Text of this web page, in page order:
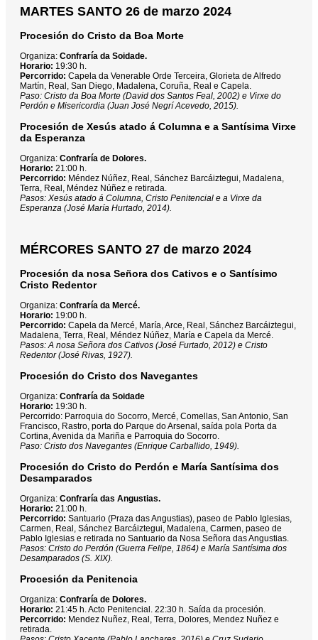
MARTES SANTO 26 de marzo 2024
Procesión do Cristo da Boa Morte
Organiza: Confraría da Soidade.
Horario: 19:30 h.
Percorrido: Capela da Venerable Orde Terceira, Glorieta de Alfredo
Martín, Real, San Diego, Madalena, Coruña, Real e Capela.
Paso: Cristo da Boa Morte (David dos Santos Feal, 2002) e Virxe do
Perdón e Misericordia (Juan José Negrí Acevedo, 2015).
Procesión de Xesús atado á Columna e a Santísima Virxe
da Esperanza
Organiza: Confraría de Dolores.
Horario: 21:00 h.
Percorrido: Méndez Núñez, Real, Sánchez Barcáiztegui, Madalena,
Terra, Real, Méndez Núñez e retirada.
Pasos: Xesús atado á Columna, Cristo Penitencial e a Virxe da
Esperanza (José María Hurtado, 2014).
MÉRCORES SANTO 27 de marzo 2024
Procesión da nosa Señora dos Cativos e o Santísimo
Cristo Redentor
Organiza: Confraría da Mercé.
Horario: 19:00 h.
Percorrido: Capela da Mercé, María, Arce, Real, Sánchez Barcáiztegui,
Madalena, Terra, Real, Méndez Núñez, María e Capela da Mercé.
Pasos: A nosa Señora dos Cativos (José Furtado, 2012) e Cristo
Redentor (José Rivas, 1927).
Procesión do Cristo dos Navegantes
Organiza: Confraría da Soidade
Horario: 19:30 h.
Percorrido: Parroquia do Socorro, Mercé, Comellas, San Antonio, San
Francisco, Rastro, porta do Parque do Arsenal, saída pola Porta da
Cortina, Avenida da Mariña e Parroquia do Socorro.
Paso: Cristo dos Navegantes (Enrique Carballido, 1949).
Procesión do Cristo do Perdón e María Santísima dos
Desamparados
Organiza: Confraría das Angustias.
Horario: 21:00 h.
Percorrido: Santuario (Praza das Angustias), paseo de Pablo Iglesias,
Carmen, Real, Sánchez Barcáiztegui, Madalena, Carmen, paseo de
Pablo Iglesias e retirada no Santuario da Nosa Señora das Angustias.
Pasos: Cristo do Perdón (Guerra Felipe, 1864) e María Santísima dos
Desamparados (S. XIX).
Procesión da Penitencia
Organiza: Confraría de Dolores.
Horario: 21:45 h. Acto Penitencial. 22:30 h. Saída da procesión.
Percorrido: Mendez Nuñez, Real, Terra, Dolores, Mendez Nuñez e
retirada.